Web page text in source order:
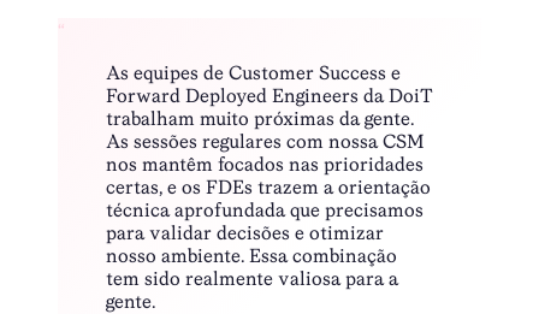
“
As equipes de Customer Success e
Forward Deployed Engineers da DoiT
trabalham muito próximas da gente.
As sessões regulares com nossa CSM
nos mantêm focados nas prioridades
certas, e os FDEs trazem a orientação
técnica aprofundada que precisamos
para validar decisões e otimizar
nosso ambiente. Essa combinação
tem sido realmente valiosa para a
gente.